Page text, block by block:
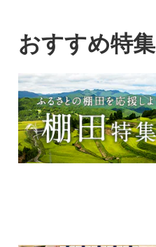
おすすめ特集